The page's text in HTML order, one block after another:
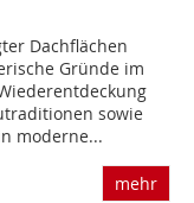
Dachflächen
Gründe im
sowie
moderne...
mehr